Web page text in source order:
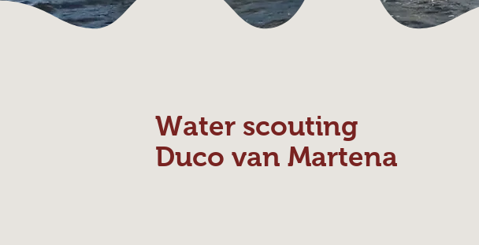
Water scouting
Duco van Martena